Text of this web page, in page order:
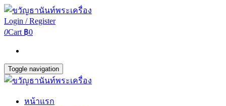
Login / Register
0Cart ฿0
Toggle navigation
หน้าแรก